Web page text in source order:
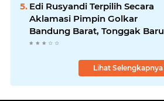
Edi Rusyandi Terpilih Secara
Aklamasi Pimpin Golkar
Bandung Barat, Tonggak Baru
Kepemimpinan Harmonis
Lihat Selengkapnya